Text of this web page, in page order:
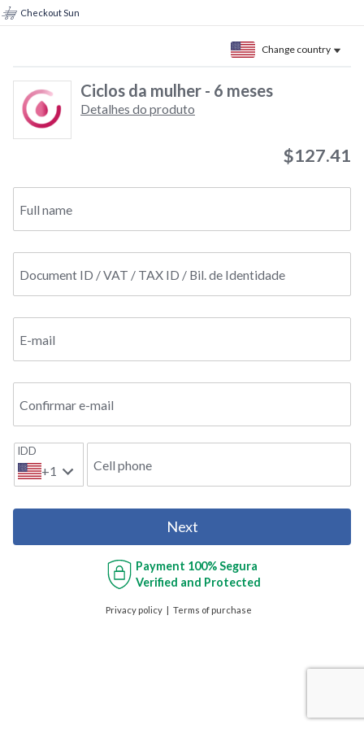
Checkout Sun
Change country
Ciclos da mulher - 6 meses
Detalhes do produto
$127.41
Full name
Document ID / VAT / TAX ID / Bil. de Identidade
E-mail
Confirmar e-mail
IDD
+1 Cell phone
Next
Payment 100% Segura
Verified and Protected
Privacy policy Terms of purchase